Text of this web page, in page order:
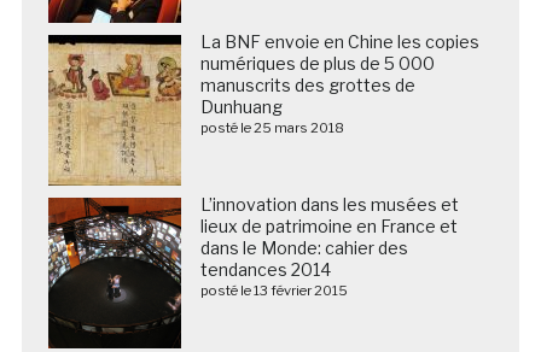
La BNF envoie en Chine les copies
numériques de plus de 5 000
manuscrits des grottes de
Dunhuang
posté le 25 mars 2018
L’innovation dans les musées et
lieux de patrimoine en France et
dans le Monde: cahier des
tendances 2014
posté le 13 février 2015